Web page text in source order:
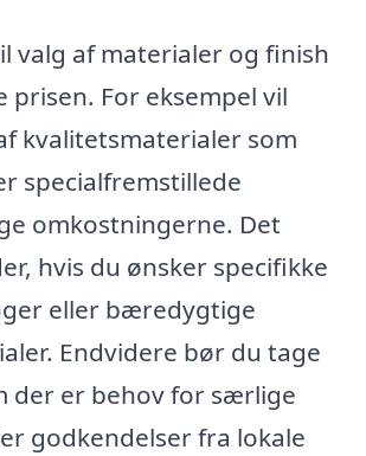
valg af materialer og finish
prisen. For eksempel vil
kvalitetsmaterialer som
specialfremstillede
omkostningerne. Det
hvis du ønsker specifikke
eller bæredygtige
Endvidere bør du tage
der er behov for særlige
godkendelser fra lokale